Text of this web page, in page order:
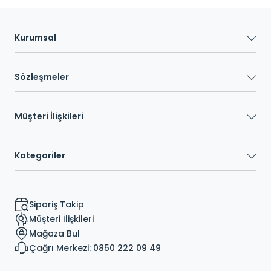
Kurumsal
Sözleşmeler
Müşteri İlişkileri
Kategoriler
Sipariş Takip
Müşteri İlişkileri
Mağaza Bul
Çağrı Merkezi: 0850 222 09 49